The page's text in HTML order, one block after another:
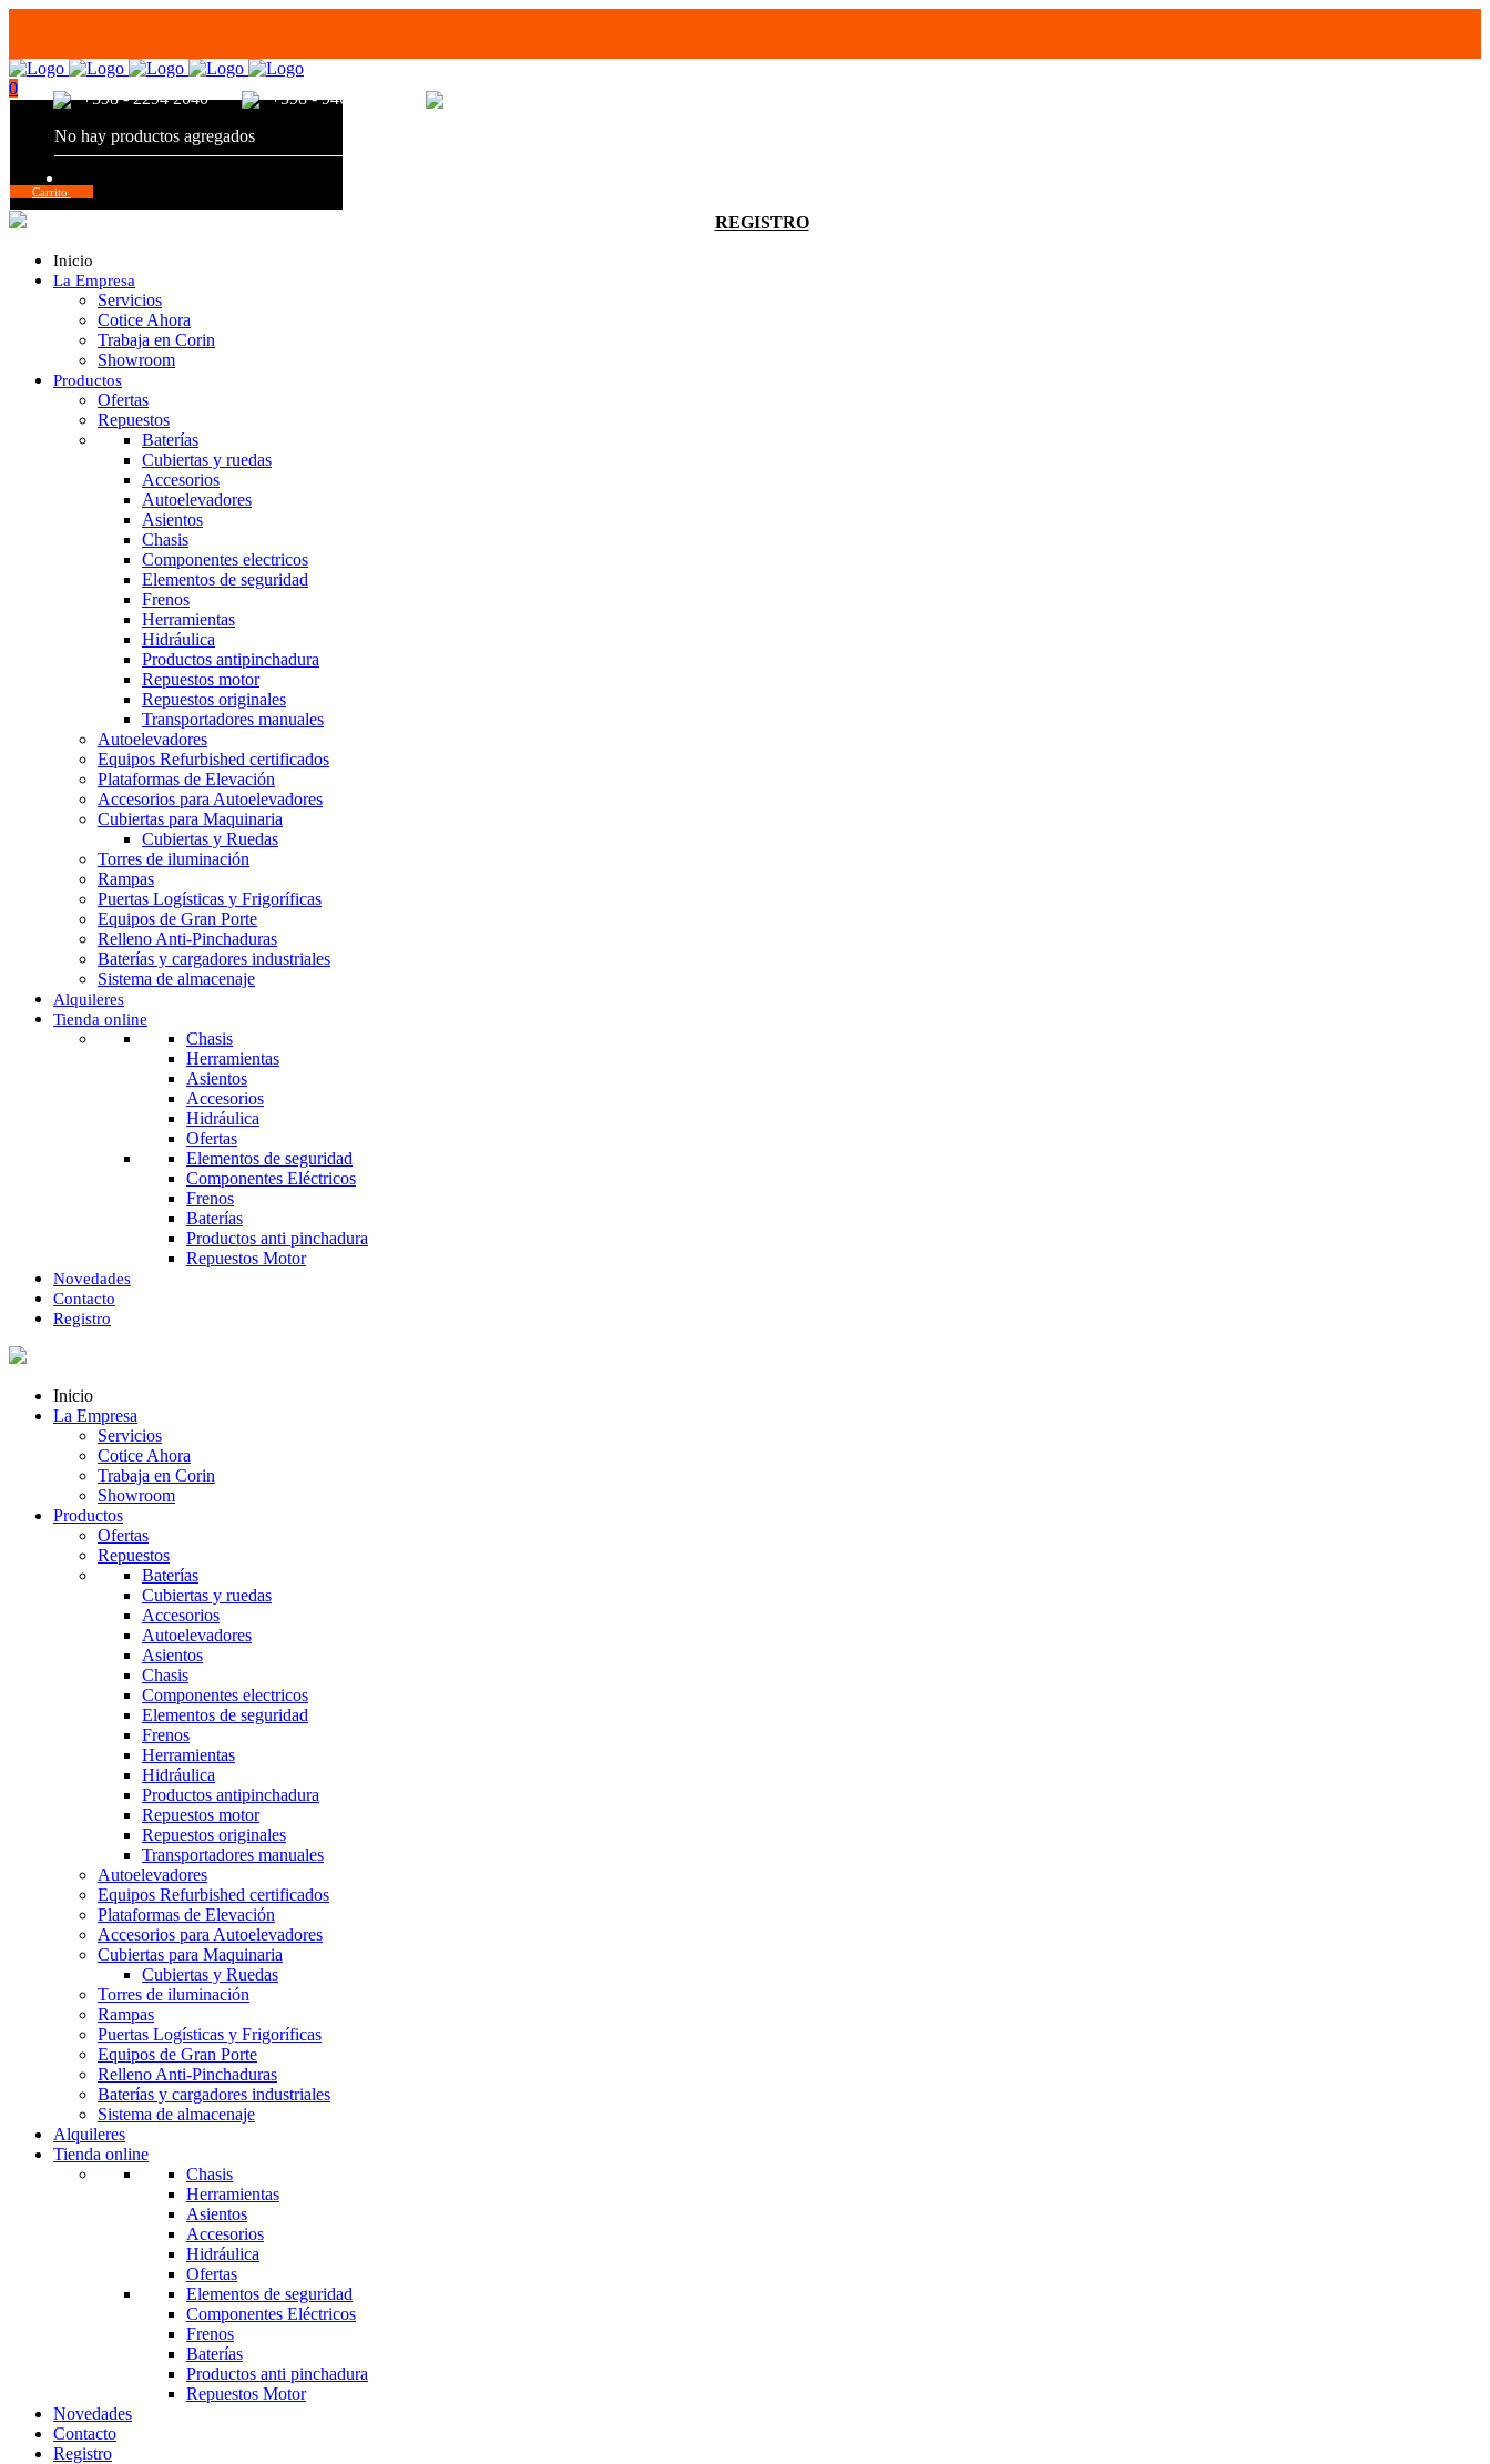
+598 - 2294 2040 +598 - 94680056
REGISTRO
0
No hay productos agregados
Carrito
Inicio
La Empresa
Servicios
Cotice Ahora
Trabaja en Corin
Showroom
Productos
Ofertas
Repuestos
Baterías
Cubiertas y ruedas
Accesorios
Autoelevadores
Asientos
Chasis
Componentes electricos
Elementos de seguridad
Frenos
Herramientas
Hidráulica
Productos antipinchadura
Repuestos motor
Repuestos originales
Transportadores manuales
Autoelevadores
Equipos Refurbished certificados
Plataformas de Elevación
Accesorios para Autoelevadores
Cubiertas para Maquinaria
Cubiertas y Ruedas
Torres de iluminación
Rampas
Puertas Logísticas y Frigoríficas
Equipos de Gran Porte
Relleno Anti-Pinchaduras
Baterías y cargadores industriales
Sistema de almacenaje
Alquileres
Tienda online
Chasis
Herramientas
Asientos
Accesorios
Hidráulica
Ofertas
Elementos de seguridad
Componentes Eléctricos
Frenos
Baterías
Productos anti pinchadura
Repuestos Motor
Novedades
Contacto
Registro
Inicio
La Empresa
Servicios
Cotice Ahora
Trabaja en Corin
Showroom
Productos
Ofertas
Repuestos
Baterías
Cubiertas y ruedas
Accesorios
Autoelevadores
Asientos
Chasis
Componentes electricos
Elementos de seguridad
Frenos
Herramientas
Hidráulica
Productos antipinchadura
Repuestos motor
Repuestos originales
Transportadores manuales
Autoelevadores
Equipos Refurbished certificados
Plataformas de Elevación
Accesorios para Autoelevadores
Cubiertas para Maquinaria
Cubiertas y Ruedas
Torres de iluminación
Rampas
Puertas Logísticas y Frigoríficas
Equipos de Gran Porte
Relleno Anti-Pinchaduras
Baterías y cargadores industriales
Sistema de almacenaje
Alquileres
Tienda online
Chasis
Herramientas
Asientos
Accesorios
Hidráulica
Ofertas
Elementos de seguridad
Componentes Eléctricos
Frenos
Baterías
Productos anti pinchadura
Repuestos Motor
Novedades
Contacto
Registro